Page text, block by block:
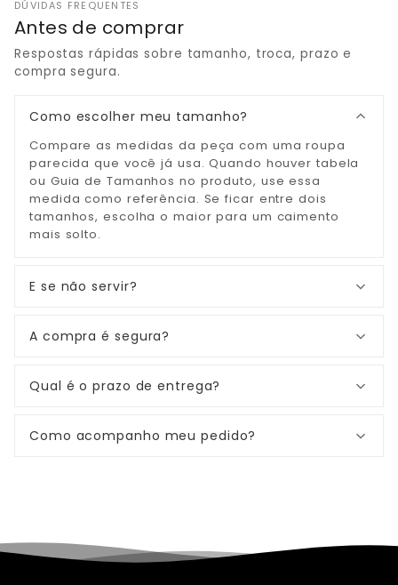
DÚVIDAS FREQUENTES
Antes de comprar
Respostas rápidas sobre tamanho, troca, prazo e
compra segura.
Como escolher meu tamanho?
Compare as medidas da peça com uma roupa
parecida que você já usa. Quando houver tabela
ou Guia de Tamanhos no produto, use essa
medida como referência. Se ficar entre dois
tamanhos, escolha o maior para um caimento
mais solto.
E se não servir?
A compra é segura?
Qual é o prazo de entrega?
Como acompanho meu pedido?